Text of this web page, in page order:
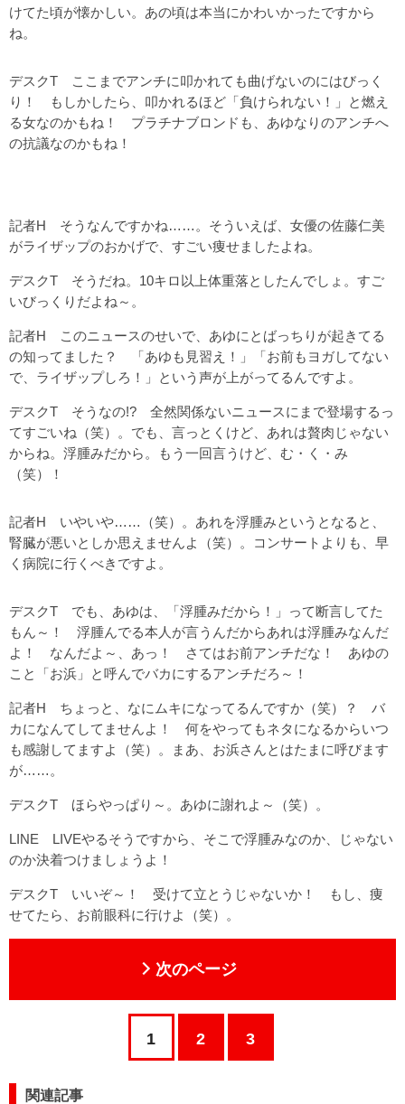
けてた頃が懐かしい。あの頃は本当にかわいかったですから
ね。
デスクT ここまでアンチに叩かれても曲げないのにはびっく
り！ もしかしたら、叩かれるほど「負けられない！」と燃え
る女なのかもね！ プラチナブロンドも、あゆなりのアンチへ
の抗議なのかもね！
記者H そうなんですかね……。そういえば、女優の佐藤仁美
がライザップのおかげで、すごい痩せましたよね。
デスクT そうだね。10キロ以上体重落としたんでしょ。すご
いびっくりだよね～。
記者H このニュースのせいで、あゆにとばっちりが起きてる
の知ってました？ 「あゆも見習え！」「お前もヨガしてない
で、ライザップしろ！」という声が上がってるんですよ。
デスクT そうなの!? 全然関係ないニュースにまで登場するっ
てすごいね（笑）。でも、言っとくけど、あれは贅肉じゃない
からね。浮腫みだから。もう一回言うけど、む・く・み
（笑）！
記者H いやいや……（笑）。あれを浮腫みというとなると、
腎臓が悪いとしか思えませんよ（笑）。コンサートよりも、早
く病院に行くべきですよ。
デスクT でも、あゆは、「浮腫みだから！」って断言してた
もん～！ 浮腫んでる本人が言うんだからあれは浮腫みなんだ
よ！ なんだよ～、あっ！ さてはお前アンチだな！ あゆの
こと「お浜」と呼んでバカにするアンチだろ～！
記者H ちょっと、なにムキになってるんですか（笑）？ バ
カになんてしてませんよ！ 何をやってもネタになるからいつ
も感謝してますよ（笑）。まあ、お浜さんとはたまに呼びます
が……。
デスクT ほらやっぱり～。あゆに謝れよ～（笑）。
LINE LIVEやるそうですから、そこで浮腫みなのか、じゃない
のか決着つけましょうよ！
デスクT いいぞ～！ 受けて立とうじゃないか！ もし、痩
せてたら、お前眼科に行けよ（笑）。
次のページ
1 2 3
関連記事